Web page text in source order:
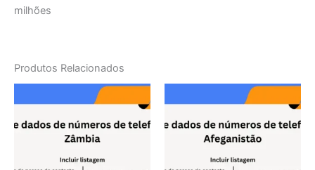
milhões
Produtos Relacionados